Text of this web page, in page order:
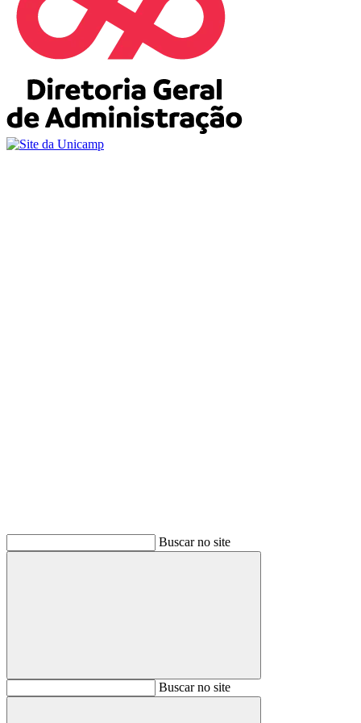
Buscar no site
BuscarBuscar no site